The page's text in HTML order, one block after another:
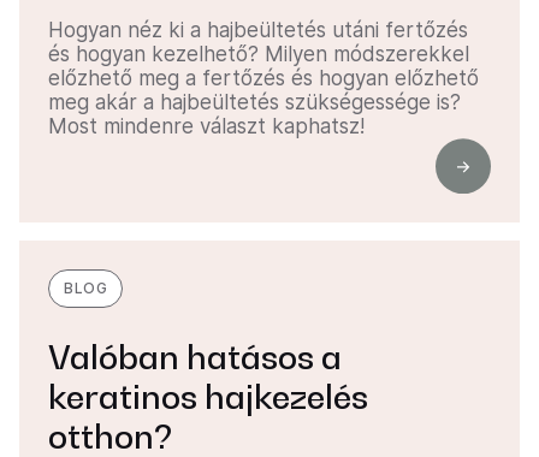
Hogyan néz ki a hajbeültetés utáni fertőzés
és hogyan kezelhető? Milyen módszerekkel
előzhető meg a fertőzés és hogyan előzhető
meg akár a hajbeültetés szükségessége is?
Most mindenre választ kaphatsz!
BLOG
Valóban hatásos a
keratinos hajkezelés
otthon?